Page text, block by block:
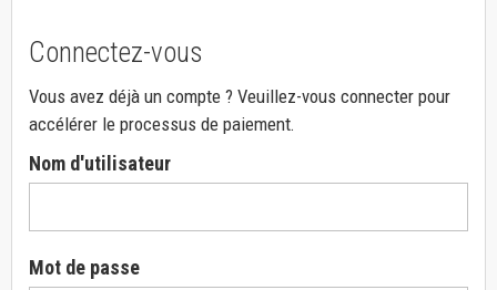
Connectez-vous
Vous avez déjà un compte ? Veuillez-vous connecter pour
accélérer le processus de paiement.
Nom d'utilisateur
Mot de passe